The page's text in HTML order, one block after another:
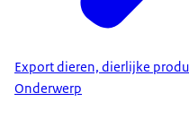
Export dieren, dierlijke
Onderwerp